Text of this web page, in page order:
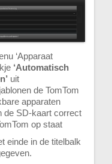
‘Apparaat
‘Automatisch
uit
de TomTom
apparaten
de SD-kaart correct
op staat
einde in de titelbalk